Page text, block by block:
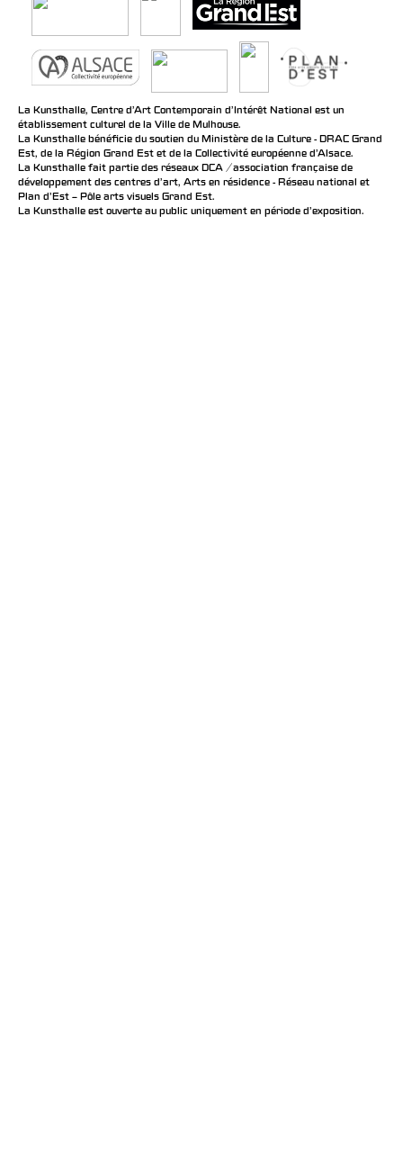
La Kunsthalle, Centre d’Art Contemporain d’Intérêt National est un
établissement culturel de la Ville de Mulhouse.
La Kunsthalle bénéficie du soutien du Ministère de la Culture - DRAC Grand
Est, de la Région Grand Est et de la Collectivité européenne d’Alsace.
La Kunsthalle fait partie des réseaux DCA / association française de
développement des centres d'art, Arts en résidence - Réseau national et
Plan d’Est – Pôle arts visuels Grand Est.
La Kunsthalle est ouverte au public uniquement en période d'exposition.